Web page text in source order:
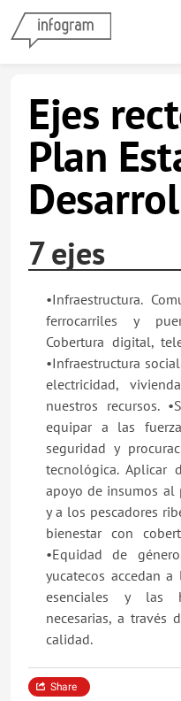
Ejes
Plan
7 ejes
•Infraestructura.
ferrocarriles y
Cobertura digital,
•Infraestructura
electricidad,
nuestros recursos.
equipar a las
seguridad y
tecnológica. Aplicar
apoyo de insumos al
y a los pescadores
bienestar con
•Equidad de
yucatecos accedan
esenciales y las
necesarias, a través
calidad.
Share